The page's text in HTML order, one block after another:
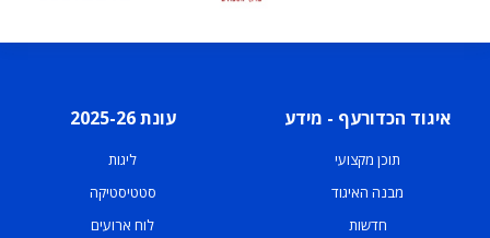
איגוד הכדורעף - מידע
תוכן מקצועי
מבנה האיגוד
חדשות
עונת 2025-26
ליגות
סטטיסטיקה
לוח ארועים